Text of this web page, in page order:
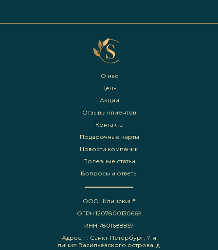
ООО "Клинскин"
ИНН 7801688857
Адрес: г. Санкт-Петербург, 7-я
линия Васильевского острова, д.
ОГРН 1207800130669
Новости компании
О нас
Акции
Подарочные карты
Полезные статьи
Вопросы и ответы
Цены
Отзывы клиентов
Контакты